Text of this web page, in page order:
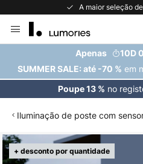
A maior seleção
para
Conteúdo
Apenas
10D
SUMMER SALE: até -70 % em
Poupe 13 % no
Iluminação de poste com
+ desconto por quantidade
Saltar
para